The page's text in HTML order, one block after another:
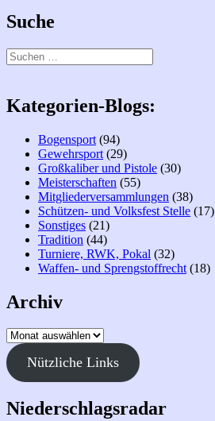
Suche
Suchen
nach:
Kategorien-Blogs:
Bogensport (94)
Gewehrsport (29)
Großkaliber und Pistole (30)
Meisterschaften (55)
Mitgliederversammlungen (38)
Schützen- und Volksfest Stelle (17)
Sonstiges (21)
Tradition (44)
Turniere, RWK, Pokal (32)
Waffen- und Sprengstoffrecht (18)
Archiv
Archiv
Nützliche Links
Niederschlagsradar